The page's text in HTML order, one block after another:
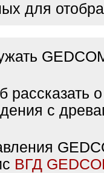
для
рассказать
с
ВГД